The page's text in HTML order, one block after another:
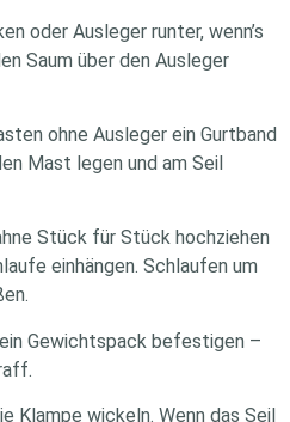
oder Ausleger runter, wenn’s
Saum über den Ausleger
ohne Ausleger ein Gurtband
Mast legen und am Seil
Stück für Stück hochziehen
einhängen. Schlaufen um
Gewichtspack befestigen –
Klampe wickeln. Wenn das Seil